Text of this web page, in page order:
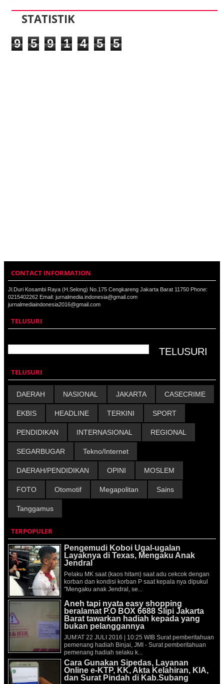
STATISTIK
9 5 9 1 4 5 5
CONTACT INFORMATION
Jl.Duri Kosambi Raya (H.Selong) No.175 Cengkareng Jakarta Barat 11750 Phone:
0215402262 Email: jurnalmedia.indonesia@gmail.com
jurnalmediaindonesia2016@gmail.com
TELUSURI
TELUSURI
DAERAH NASIONAL JAKARTA CASECRIME
EKBIS HEADLINE TERKINI SPORT
PENDIDIKAN INTERNASIONAL REGIONAL
SEGARBUGAR Tekno/Internet
DAERAH/PENDIDIKAN OPINI MOSLEM
FOTO Otomotif Megapolitan Sains
Tanggamus
TERPOPULER
Pengemudi Koboi Ugal-ugalan
Layaknya di Texas, Mengaku Anak
Jendral
Pelaku MK saat (kaos hitam) saat adu cekcok dengan
korban dan kondisi korban P saat kepala nya dipukul
"Mengaku anak Jendral, se...
Aneh tapi nyata easy shopping
beralamat P.O BOX 6688 Slipi Jakarta
Barat tawarkan hadiah kepada yang
bukan pelanggannya
JUM'AT 22 JULI 2016 | 10:25 WIB Surat pemberitahuan
pemenang hadiah Binjai, JMI - Surat pemberitahuan
pemenang hadiah selaku k...
Cara Gunakan Sipedas, Layanan
Online e-KTP, KK, Akta Kelahiran, KIA,
dan Surat Pindah di Kab.Subang